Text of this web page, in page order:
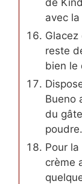
avec
reste
bien le
Bueno
du
poudre.
Pour
crème